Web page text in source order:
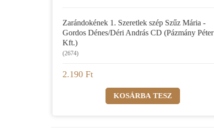
Zarándokének 1. Szeretlek szép Szűz Mária -
Gordos Dénes/Déri András CD (Pázmány Péter
Kft.)
(2674)
2.190 Ft